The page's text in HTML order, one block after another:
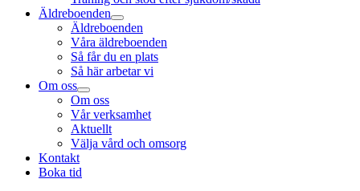
Äldreboenden
Äldreboenden
Våra äldreboenden
Så får du en plats
Så här arbetar vi
Om oss
Om oss
Vår verksamhet
Aktuellt
Välja vård och omsorg
Kontakt
Boka tid